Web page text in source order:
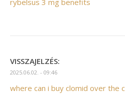
rybelsus 3 mg benefits
VISSZAJELZÉS:
2025.06.02. - 09:46
where can i buy clomid over the